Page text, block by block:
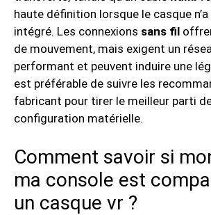
haute définition lorsque le casque n’a
intégré. Les connexions sans fil
de mouvement, mais exigent un
performant et peuvent induire une
est préférable de suivre les
fabricant pour tirer le meilleur parti
configuration matérielle.
Comment savoir si
ma console est
un casque vr ?